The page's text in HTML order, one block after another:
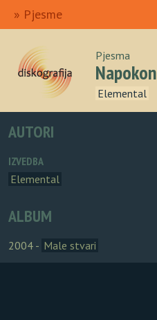
Ulazna
Izvođači
Pjesme
Pjesma
Napokon
Elemental
AUTORI
IZVEDBA
Elemental
ALBUM
2004 - Male stvari